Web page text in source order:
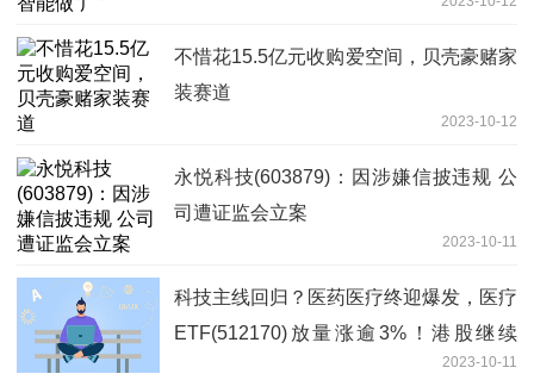
不惜花15.5亿元收购爱空间，贝壳豪赌家
装赛道
2023-10-12
永悦科技(603879)：因涉嫌信披违规 公
司遭证监会立案
2023-10-11
科技主线回归？医药医疗终迎爆发，医疗
ETF(512170)放量涨逾3%！港股继续
2023-10-11